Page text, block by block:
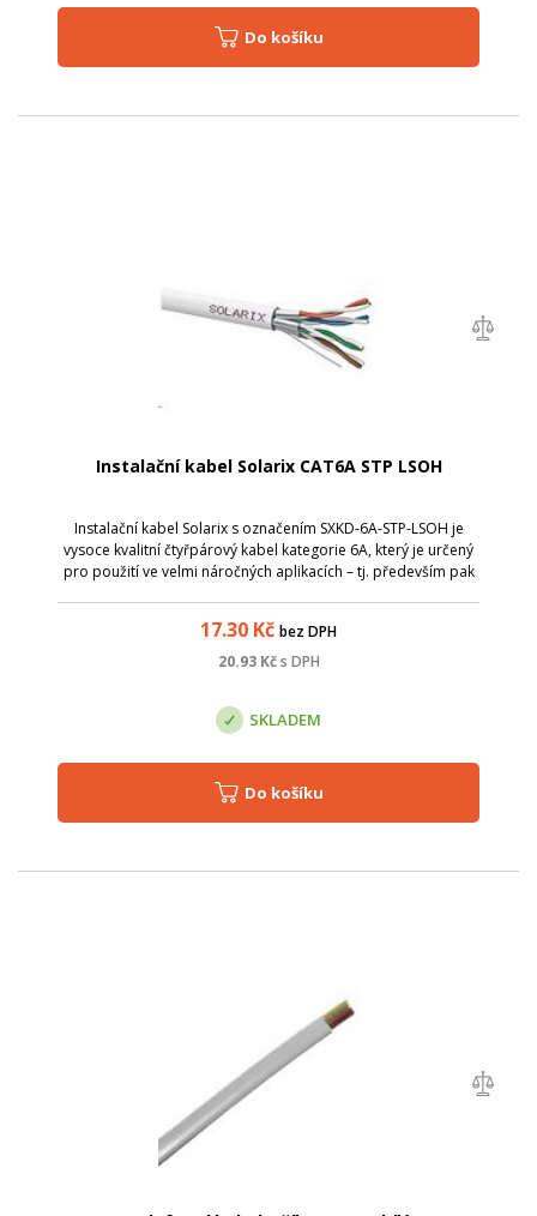
Do košíku
Instalační kabel Solarix CAT6A STP LSOH
Instalační kabel Solarix s označením SXKD-6A-STP-LSOH je
vysoce kvalitní čtyřpárový kabel kategorie 6A, který je určený
pro použití ve velmi náročných aplikacích – tj. především pak
17.30 Kč bez DPH
20.93Kč s DPH
SKLADEM
Do košíku